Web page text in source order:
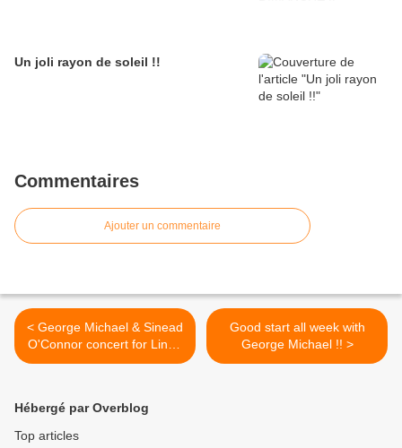
Un joli rayon de soleil !!
Commentaires
Ajouter un commentaire
< George Michael & Sinead
O'Connor concert for Linda
1999 !!
Good start all week with
George Michael !! >
Hébergé par Overblog
Top articles